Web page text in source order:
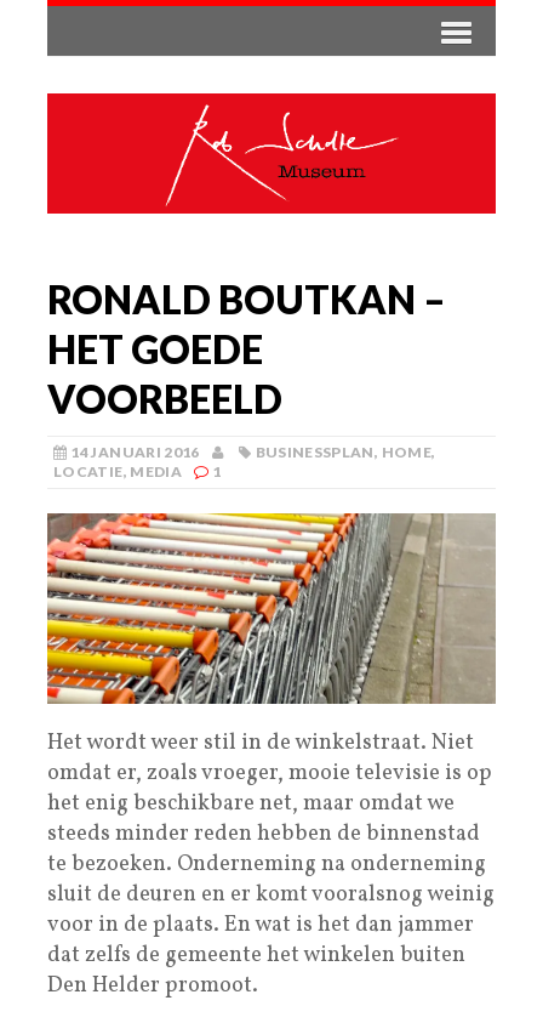
RONALD BOUTKAN –
HET GOEDE
VOORBEELD
14 JANUARI 2016 BUSINESSPLAN, HOME,
LOCATIE, MEDIA 1
Het wordt weer stil in de winkelstraat. Niet
omdat er, zoals vroeger, mooie televisie is op
het enig beschikbare net, maar omdat we
steeds minder reden hebben de binnenstad
te bezoeken. Onderneming na onderneming
sluit de deuren en er komt vooralsnog weinig
voor in de plaats. En wat is het dan jammer
dat zelfs de gemeente het winkelen buiten
Den Helder promoot.